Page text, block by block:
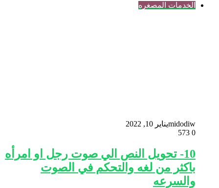
الخدمات المصغره
midodiwيناير 10, 2022
0
10- تحويل النص الي صوت رجل او امرأه
باكثر من لغه والتحكم في الصوت
والسرعه